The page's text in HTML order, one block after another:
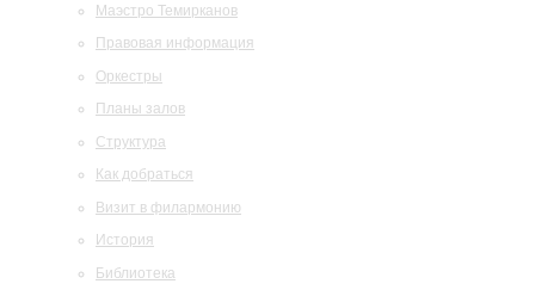
Маэстро Темирканов
Правовая информация
Оркестры
Планы залов
Структура
Как добраться
Визит в филармонию
История
Библиотека